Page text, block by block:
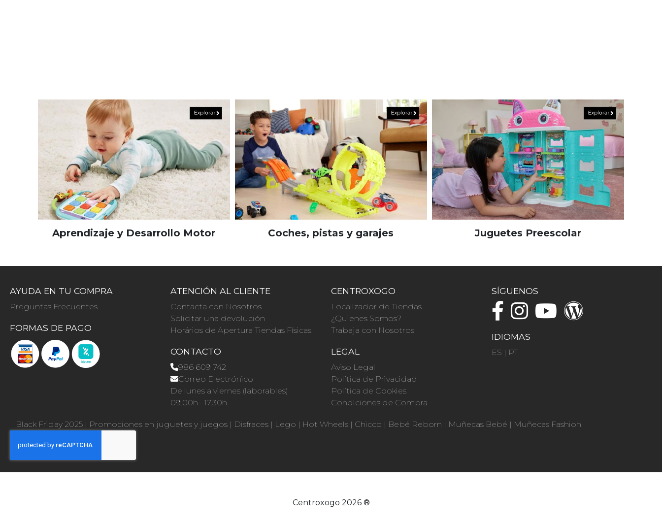
Aprendizaje y Desarrollo Motor Coches, pistas y garajes Juguetes Preescolar
AYUDA EN TU COMPRA
Preguntas Frecuentes
FORMAS DE PAGO
ATENCIÓN AL CLIENTE
Contacta con Nosotros
Solicitar una devolución
Horários de Apertura Tiendas Físicas
CONTACTO
986 609 742
Correo Electrónico
De lunes a viernes (laborables)
09.00h · 17.30h
CENTROXOGO
Localizador de Tiendas
¿Quienes Somos?
Trabaja con Nosotros
LEGAL
Aviso Legal
Política de Privacidad
Política de Cookies
Condiciones de Compra
SÍGUENOS
IDIOMAS
ES | PT
Black Friday 2025 | Promociones en juguetes y juegos | Disfraces | Lego | Hot Wheels | Chicco | Bebé Reborn | Muñecas Bebé | Muñecas Fashion
Centroxogo 2026 ®